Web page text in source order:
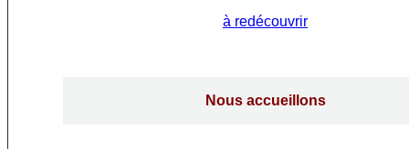
à redécouvrir
Nous accueillons